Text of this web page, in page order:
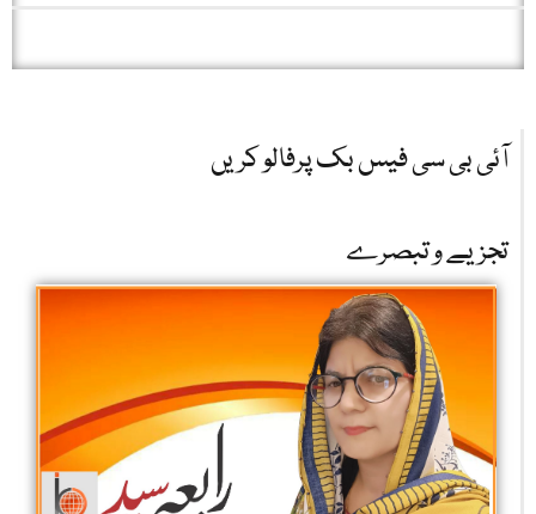
آئی بی سی فیس بک پرفالو کریں
تجزیے و تبصرے